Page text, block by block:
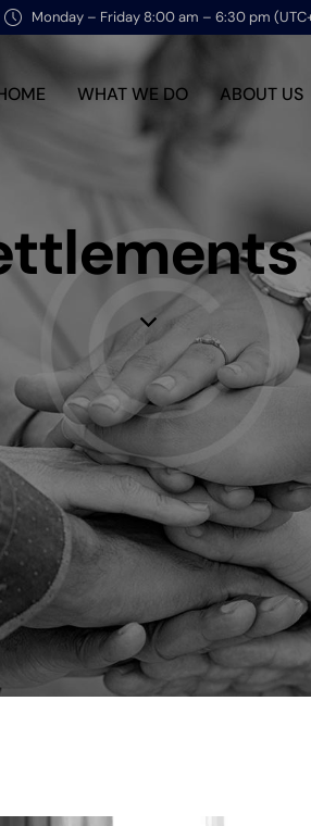
Monday – Friday 8:00 am – 6:30 pm
WHAT WE DO ABOUT US